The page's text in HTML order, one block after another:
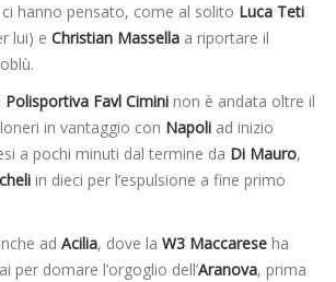
hanno pensato, come al solito Luca Teti
lui) e Christian Massella a riportare il
Polisportiva Favl Cimini non è andata oltre il
in vantaggio con Napoli ad inizio
a pochi minuti dal termine da Di Mauro,
in dieci per l’espulsione a fine primo
ad Acilia, dove la W3 Maccarese ha
per domare l’orgoglio dell’Aranova, prima